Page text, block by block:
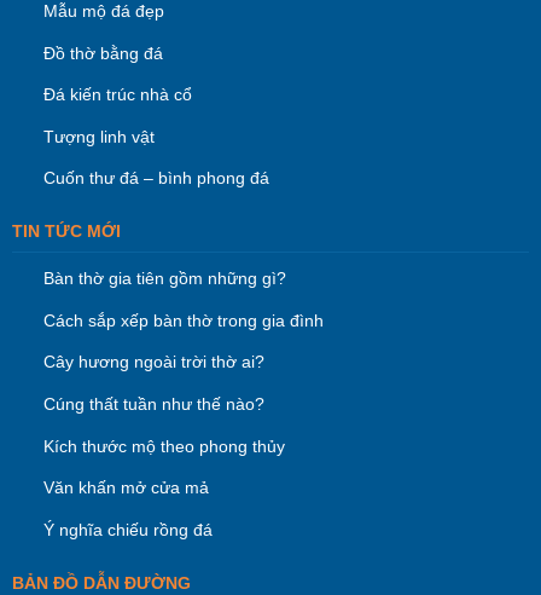
Mẫu mộ đá đẹp
Đồ thờ bằng đá
Đá kiến trúc nhà cổ
Tượng linh vật
Cuốn thư đá – bình phong đá
TIN TỨC MỚI
Bàn thờ gia tiên gồm những gì?
Cách sắp xếp bàn thờ trong gia đình
Cây hương ngoài trời thờ ai?
Cúng thất tuần như thế nào?
Kích thước mộ theo phong thủy
Văn khấn mở cửa mả
Ý nghĩa chiếu rồng đá
BẢN ĐỒ DẪN ĐƯỜNG